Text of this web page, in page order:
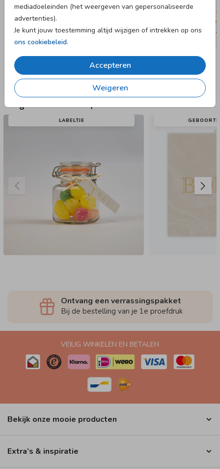
mediadoeleinden (het weergeven van gepersonaliseerde
advertenties).
Je kunt jouw toestemming altijd wijzigen of intrekken op ons
ons cookiebeleid.
Accepteren
Weigeren
LABELTJE
Ontvang een verrassingspakket
Bij de bestelling van je 1e proefdruk
VEILIG WINKELEN EN BETALEN
Bekijk onze mooie producten
Extra’s & inspiratie